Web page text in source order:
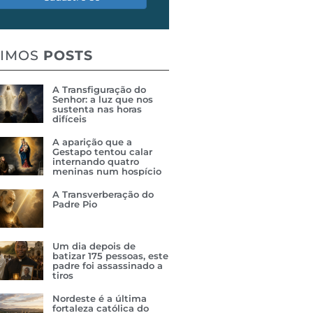
POSTS
A Transfiguração do
Senhor: a luz que nos
sustenta nas horas
difíceis
A aparição que a
Gestapo tentou calar
internando quatro
meninas num hospício
A Transverberação do
Padre Pio
Um dia depois de
batizar 175 pessoas, este
padre foi assassinado a
tiros
Nordeste é a última
fortaleza católica do